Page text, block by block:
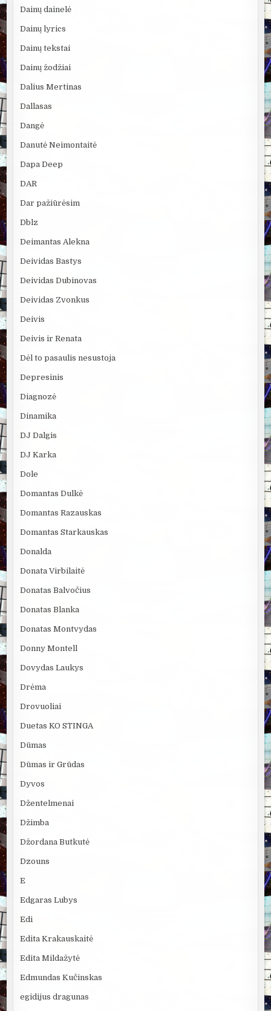
Dainų dainelė
Dainų lyrics
Dainų tekstai
Dainų žodžiai
Dalius Mertinas
Dallasas
Dangė
Danutė Neimontaitė
Dapa Deep
DAR
Dar pažiūrėsim
Dblz
Deimantas Alekna
Deividas Bastys
Deividas Dubinovas
Deividas Zvonkus
Deivis
Deivis ir Renata
Dėl to pasaulis nesustoja
Depresinis
Diagnozė
Dinamika
DJ Dalgis
DJ Karka
Dole
Domantas Dulkė
Domantas Razauskas
Domantas Starkauskas
Donalda
Donata Virbilaitė
Donatas Balvočius
Donatas Blanka
Donatas Montvydas
Donny Montell
Dovydas Laukys
Drėma
Drovuoliai
Duetas KO STINGA
Dūmas
Dūmas ir Grūdas
Dyvos
Džentelmenai
Džimba
Džordana Butkutė
Dzouns
E
Edgaras Lubys
Edi
Edita Krakauskaitė
Edita Mildažytė
Edmundas Kučinskas
egidijus dragunas